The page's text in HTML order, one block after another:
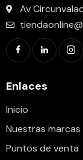
Av
Enlaces
Inicio
Nuestras marcas
Puntos de venta